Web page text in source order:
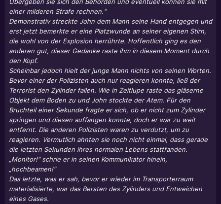
einer milderen Strafe rechnen.“
Demonstrativ streckte John dem Mann seine Hand entgegen und
erst jetzt bemerkte er eine Platzwunde an seiner eigenen Stirn,
die wohl von der Explosion herrührte. Hoffentlich ging es den
anderen gut, dieser Gedanke raste ihm in diesem Moment durch
den Kopf.
Scheinbar jedoch hielt der junge Mann nichts von seinen Worten.
Bevor einer der Polizisten auch nur reagieren konnte, ließ der
Terrorist den Zylinder fallen. Wie in Zeitlupe raste das gläserne
Objekt dem Boden zu und John stockte der Atem. Für den
Bruchteil einer Sekunde fragte er sich, ob er nicht zum Zylinder
springen und diesen auffangen konnte, doch er war zu weit
entfernt. Die anderen Polizisten waren zu verdutzt, um zu
reagieren. Vermutlich ahnten sie noch nicht einmal, dass gerade
die letzten Sekunden ihres normalen Lebens stattfanden.
„Monitor!“ schrie er in seinen Kommunikator hinein,
„hochbeamen!“
Das letzte, was er sah, bevor er wieder im Transporterraum
materialisierte, war das Bersten des Zylinders und Entweichen
eines Gases.